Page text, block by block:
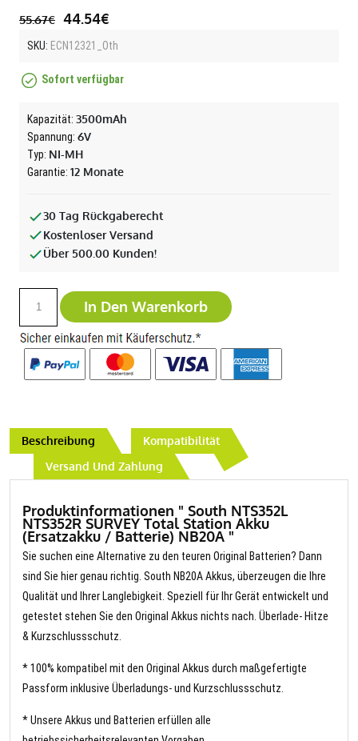
55.67€ 44.54€
SKU: ECN12321_Oth
Sofort verfügbar
Kapazität: 3500mAh
Spannung: 6V
Typ: NI-MH
Garantie: 12 Monate
30 Tag Rückgaberecht
Kostenloser Versand
Über 500.00 Kunden!
In Den Warenkorb
Beschreibung
Kompatibilität
Versand Und Zahlung
Produktinformationen " South NTS352L
NTS352R SURVEY Total Station Akku
(Ersatzakku / Batterie) NB20A "
Sie suchen eine Alternative zu den teuren Original Batterien? Dann
sind Sie hier genau richtig. South NB20A Akkus, überzeugen die Ihre
Qualität und Ihrer Langlebigkeit. Speziell für Ihr Gerät entwickelt und
getestet stehen Sie den Original Akkus nichts nach. Überlade- Hitze
& Kurzschlussschutz.
* 100% kompatibel mit den Original Akkus durch maßgefertigte
Passform inklusive Überladungs- und Kurzschlussschutz.
* Unsere Akkus und Batterien erfüllen alle